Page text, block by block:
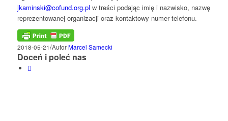
jkaminski@cofund.org.pl w treści podając imię i nazwisko, nazwę
reprezentowanej organizacji oraz kontaktowy numer telefonu.
2018-05-21/AutorMarcel Samecki
Doceń i poleć nas